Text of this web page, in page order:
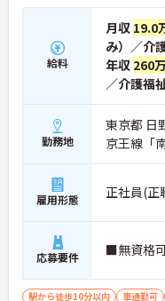
★おすすめPOINT★
【充実した研修体制で
できます】
・入社時研修やサービ
るため、着実に知識と技
・OJT研修を通じて現場
けられるので、安心して
【リフレッシュ休暇を活
環境です】
・有給休暇とは別に年
があるため、心身ともに
ます
れます
【特別報酬制度で日々の
す】
・業績や評価に応じた特
給料
月収 19.0
み）／介
年収 260
／介護福
勤務地
東京都 日
京王線「
雇用形態 正社員(正
応募要件 ■無資格
駅から徒歩10分以内 車通勤可